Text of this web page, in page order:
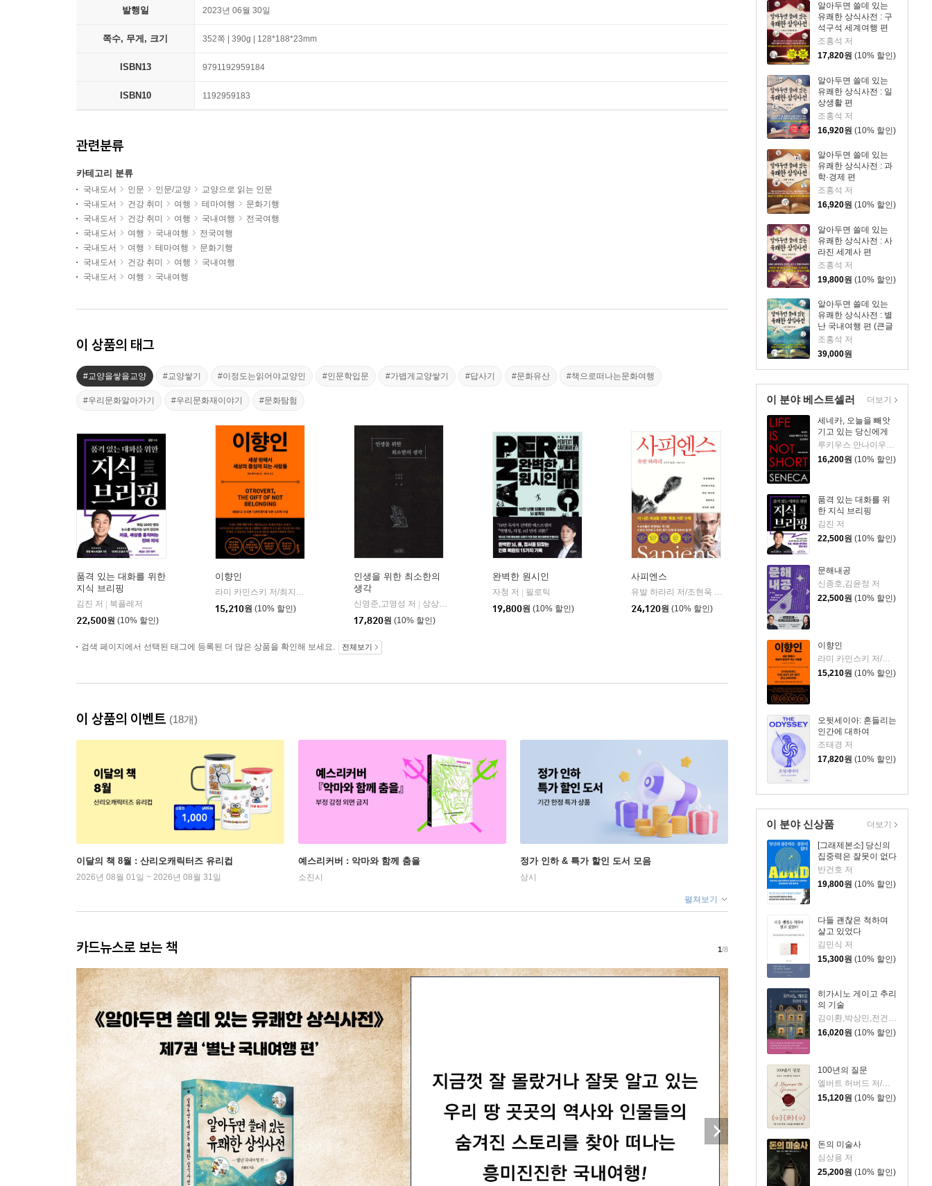
알아두면 쓸데 있는
유쾌한 상식사전 : 구
석구석 세계여행 편
조홍석 저
17,820원 (10% 할인)
알아두면 쓸데 있는
유쾌한 상식사전 : 일
상생활 편
조홍석 저
16,920원 (10% 할인)
알아두면 쓸데 있는
유쾌한 상식사전 : 과
학·경제 편
조홍석 저
16,920원 (10% 할인)
알아두면 쓸데 있는
유쾌한 상식사전 : 사
라진 세계사 편
조홍석 저
19,800원 (10% 할인)
알아두면 쓸데 있는
유쾌한 상식사전 : 별
난 국내여행 편 (큰글
자책)
조홍석 저
39,000원
이 분야 베스트셀러
세네카, 오늘을 빼앗
기고 있는 당신에게
루키우스 안나이우스 세네카 저/하와이 대저택 편역
16,200원 (10% 할인)
품격 있는 대화를 위
한 지식 브리핑
김진 저
22,500원 (10% 할인)
문해내공
신종호,김윤정 저
22,500원 (10% 할인)
이향인
라미 카민스키 저/최지숙 역
15,210원 (10% 할인)
오뒷세이아: 흔들리는
인간에 대하여
조태경 저
17,820원 (10% 할인)
더보기
이 분야 신상품
[그래제본소] 당신의
집중력은 잘못이 없다
반건호 저
19,800원 (10% 할인)
다들 괜찮은 척하며
살고 있었다
김민식 저
15,300원 (10% 할인)
히가시노 게이고 추리
의 기술
김이환,박상민,전건우,정명섭,조동신 저
16,020원 (10% 할인)
100년의 질문
15,120원 (10% 할인)
돈의 미술사
심상용 저
25,200원 (10% 할인)
더보기
발행일 2023년 06월 30일
쪽수, 무게, 크기 352쪽 | 390g | 128*188*23mm
ISBN13 9791192959184
ISBN10 1192959183
관련분류
카테고리 분류
국내도서 인문 인문/교양
교양으로 읽는 인문
국내도서
건강 취미 여행 테마여행
문화기행
국내도서
건강 취미 여행 국내여행
전국여행
국내도서
여행 국내여행
전국여행
국내도서
여행 테마여행
문화기행
국내도서
건강 취미 여행
국내여행
국내도서
여행 국내여행
이 상품의 태그
#교양을쌓을교양 #교양쌓기 #이정도는읽어야교양인 #인문학입문 #가볍게교양쌓기 #답사기 #문화유산 #책으로떠나는문화여행
#우리문화알아가기 #우리문화재이야기 #문화탐험
품격 있는 대화를 위한
지식 브리핑
김진 저
북플레저
22,500원 (10% 할인)
이향인
라미 카민스키 저/최지숙 역
21세기북스
15,210원 (10% 할인)
인생을 위한 최소한의
생각
신영준,고영성 저
상상스퀘어
17,820원 (10% 할인)
완벽한 원시인
자청 저
필로틱
19,800원 (10% 할인)
사피엔스
유발 하라리 저/조현욱 역/이태수 감수 | 김영사
24,120원 (10% 할인)
검색 페이지에서 선택된 태그에 등록된 더 많은 상품을 확인해 보세요. 전체보기
이 상품의 이벤트 (18개)
이달의 책 8월 : 산리오캐릭터즈 유리컵
2026년 08월 01일 ~ 2026년 08월 31일
예스리커버 : 악마와 함께 춤을
소진시
정가 인하 & 특가 할인 도서 모음
상시
펼쳐보기
카드뉴스로 보는 책 1/8